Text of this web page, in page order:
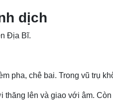
dịch
Địa Bĩ.
pha, chê bai. Trong vũ trụ
lên và giao với âm.